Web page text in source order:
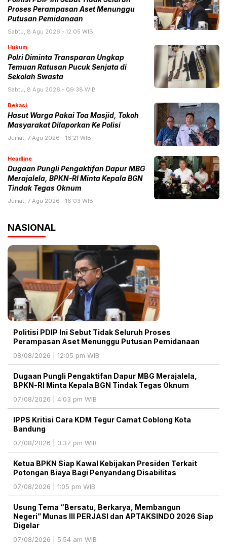
Proses Perampasan Aset Menunggu
Putusan Pemidanaan
Sabtu, 8 Agu 2026 - 12:05 WIB
Hukum
Polri Diminta Transparan Ungkap
Temuan Ratusan Pucuk Senjata di
Sekolah Swasta
Sabtu, 8 Agu 2026 - 09:38 WIB
Bekasi
Hasut Warga Pakai Toa Masjid, Tokoh
Masyarakat Dilaporkan Ke Polisi
Jumat, 7 Agu 2026 - 16:21 WIB
Headline
Dugaan Pungli Pengaktifan Dapur MBG
Merajalela, BPKN-RI Minta Kepala BGN
Tindak Tegas Oknum
Jumat, 7 Agu 2026 - 16:03 WIB
NASIONAL
Politisi PDIP Ini Sebut Tidak Seluruh Proses
Perampasan Aset Menunggu Putusan Pemidanaan
08/08/2026 | 12:05 pm WIB
Dugaan Pungli Pengaktifan Dapur MBG Merajalela,
BPKN-RI Minta Kepala BGN Tindak Tegas Oknum
07/08/2026 | 4:03 pm WIB
IPPS Kritisi Cara KDM Tegur Camat Coblong Kota
Bandung
07/08/2026 | 3:37 pm WIB
Ketua BPKN Siap Kawal Kebijakan Presiden Terkait
Potongan Biaya Bagi Penyandang Disabilitas
07/08/2026 | 1:05 pm WIB
Usung Tema “Bersatu, Berkarya, Membangun
Negeri” Munas III PERJASI dan APTAKSINDO 2026 Siap
Digelar
07/08/2026 | 5:54 am WIB